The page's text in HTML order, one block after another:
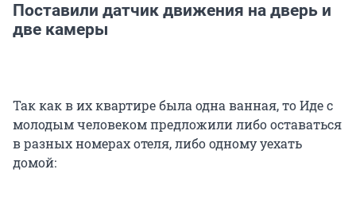
Поставили датчик движения на дверь и
две камеры
Так как в их квартире была одна ванная, то Иде с
молодым человеком предложили либо оставаться
в разных номерах отеля, либо одному уехать
домой: